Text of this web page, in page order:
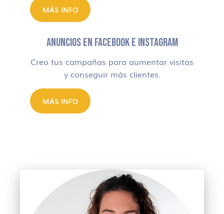
MÁS INFO
ANUNCIOS EN FACEBOOK E INSTAGRAM
Creo tus campañas para aumentar visitas
y conseguir más clientes.
MÁS INFO